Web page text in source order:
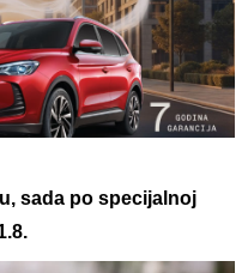
sada po specijalnoj